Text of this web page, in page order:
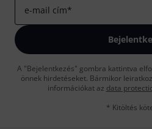
e-mail cím*
A "Bejelentkezés" gombra kattintva
önnek hirdetéseket. Bármikor
információkat az data
* Kitöltés